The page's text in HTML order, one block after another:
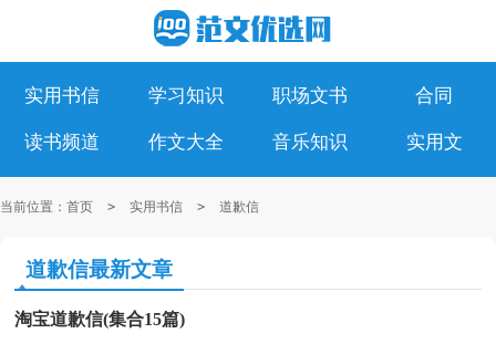
实用书信 学习知识 职场文书 合同
读书频道 作文大全 音乐知识 实用文
当前位置： 首页 > 实用书信 > 道歉信
道歉信最新文章
淘宝道歉信(集合15篇)